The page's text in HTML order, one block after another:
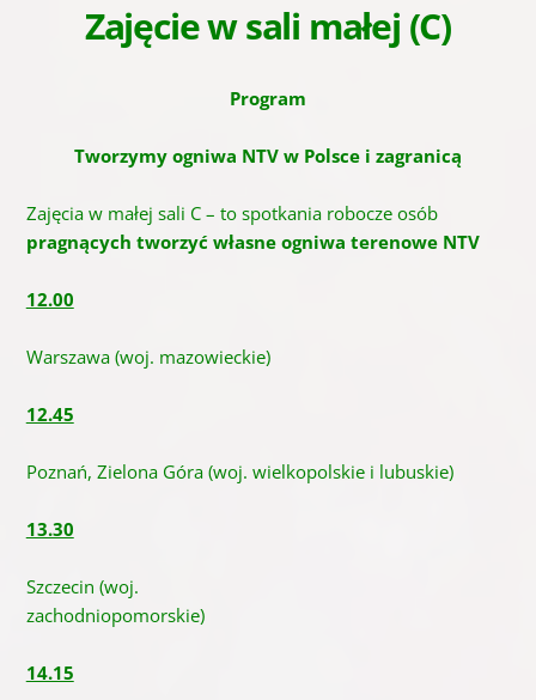
Zajęcie w sali małej (C)
Program
Tworzymy ogniwa NTV w Polsce i zagranicą
Zajęcia w małej sali C – to spotkania robocze osób
pragnących tworzyć własne ogniwa terenowe NTV
12.00
Warszawa (woj. mazowieckie)
12.45
Poznań, Zielona Góra (woj. wielkopolskie i lubuskie)
13.30
Szczecin (woj.
14.15